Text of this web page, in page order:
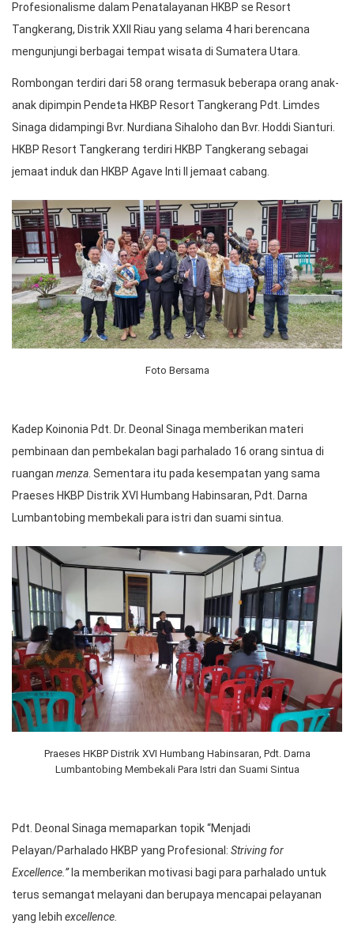
Profesionalisme dalam Penatalayanan HKBP se Resort
Tangkerang, Distrik XXII Riau yang selama 4 hari berencana
mengunjungi berbagai tempat wisata di Sumatera Utara.
Rombongan terdiri dari 58 orang termasuk beberapa orang anak-
anak dipimpin Pendeta HKBP Resort Tangkerang Pdt. Limdes
Sinaga didampingi Bvr. Nurdiana Sihaloho dan Bvr. Hoddi Sianturi.
HKBP Resort Tangkerang terdiri HKBP Tangkerang sebagai
jemaat induk dan HKBP Agave Inti II jemaat cabang.
Foto Bersama
Kadep Koinonia Pdt. Dr. Deonal Sinaga memberikan materi
pembinaan dan pembekalan bagi parhalado 16 orang sintua di
ruangan menza . Sementara itu pada kesempatan yang sama
Praeses HKBP Distrik XVI Humbang Habinsaran, Pdt. Darna
Lumbantobing membekali para istri dan suami sintua.
Praeses HKBP Distrik XVI Humbang Habinsaran, Pdt. Darna
Lumbantobing Membekali Para Istri dan Suami Sintua
Pdt. Deonal Sinaga memaparkan topik “Menjadi
Pelayan/Parhalado HKBP yang Profesional: Striving for
Excellence.” Ia memberikan motivasi bagi para parhalado untuk
terus semangat melayani dan berupaya mencapai pelayanan
yang lebih excellence.